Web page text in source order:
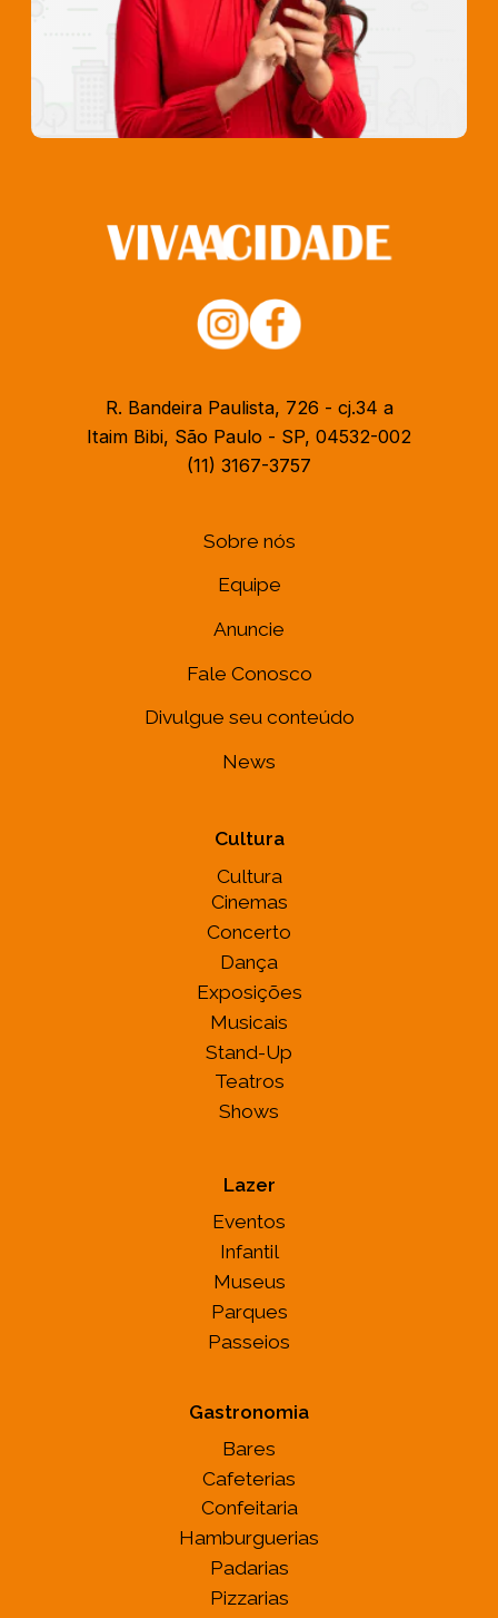
R. Bandeira Paulista, 726 - cj.34 a
Itaim Bibi, São Paulo - SP, 04532-002
(11) 3167-3757
Sobre nós
Equipe
Anuncie
Fale Conosco
Divulgue seu conteúdo
News
Cultura
Cultura
Cinemas
Concerto
Dança
Exposições
Musicais
Stand-Up
Teatros
Shows
Lazer
Eventos
Infantil
Museus
Parques
Passeios
Gastronomia
Bares
Cafeterias
Confeitaria
Hamburguerias
Padarias
Pizzarias